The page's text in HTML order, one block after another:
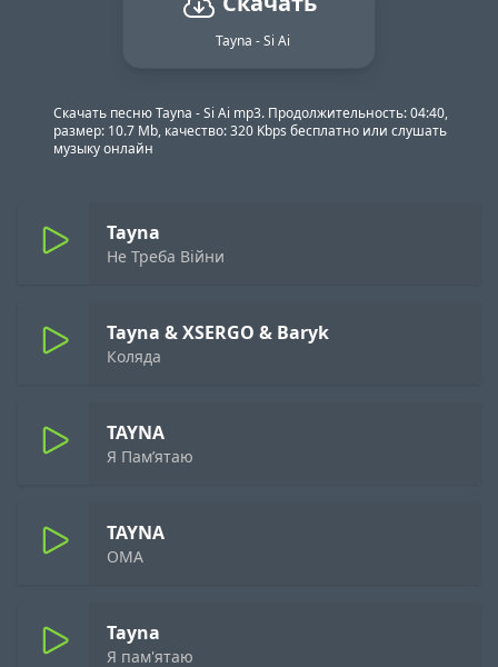
Tayna - Si Ai
Скачать песню Tayna - Si Ai mp3. Продолжительность: 04:40,
размер: 10.7 Mb, качество: 320 Kbps бесплатно или слушать
музыку онлайн
Tayna
Не Треба Війни
Tayna & XSERGO & Baryk
Коляда
TAYNA
Я Пам’ятаю
TAYNA
ОМА
Tayna
Я пам'ятаю